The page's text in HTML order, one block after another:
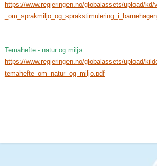
https://www.regjeringen.no/globalassets/upload/
Temahefte - natur og miljø:
https://www.regjeringen.no/globalassets/upload/
temahefte_om_natur_og_miljo.pdf